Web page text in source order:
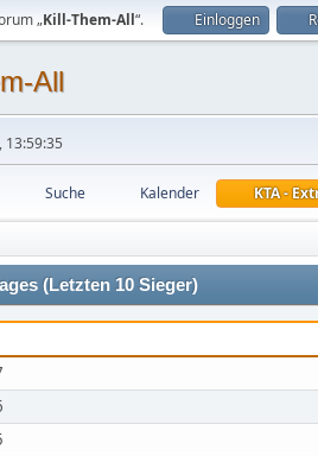
„Kill-Them-All“. Einloggen
13:59:35
Suche Kalender KTA -
(Letzten 10 Sieger)